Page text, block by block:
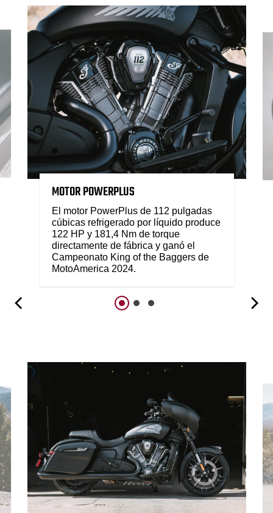
MOTOR POWERPLUS
El motor PowerPlus de 112 pulgadas
cúbicas refrigerado por líquido produce
122 HP y 181,4 Nm de torque
directamente de fábrica y ganó el
Campeonato King of the Baggers de
MotoAmerica 2024.